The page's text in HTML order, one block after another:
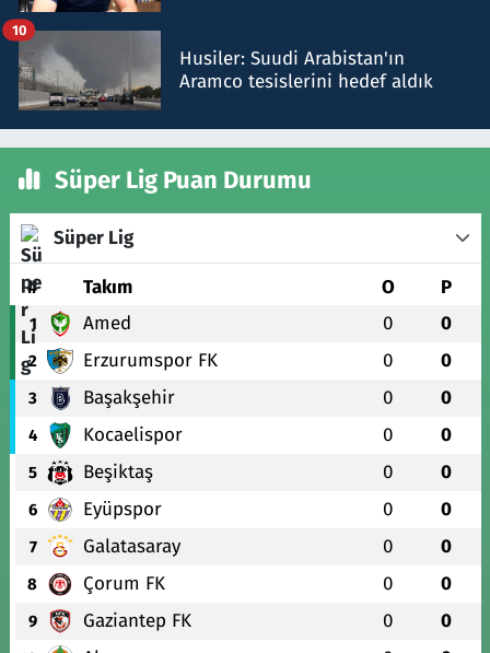
Husiler: Suudi Arabistan'ın
Aramco tesislerini hedef aldık
10
Süper Lig Puan Durumu
Süper Lig
# Takım O P
1 Amed 0 0
2 Erzurumspor FK 0 0
3 Başakşehir 0 0
4 Kocaelispor 0 0
5 Beşiktaş 0 0
6 Eyüpspor 0 0
7 Galatasaray 0 0
8 Çorum FK 0 0
9 Gaziantep FK 0 0